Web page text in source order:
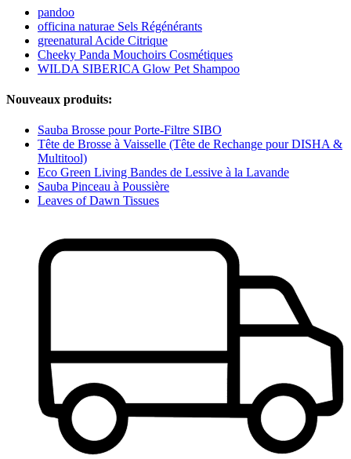
pandoo
officina naturae Sels Régénérants
greenatural Acide Citrique
Cheeky Panda Mouchoirs Cosmétiques
WILDA SIBERICA Glow Pet Shampoo
Nouveaux produits:
Sauba Brosse pour Porte-Filtre SIBO
Tête de Brosse à Vaisselle (Tête de Rechange pour DISHA &
Multitool)
Eco Green Living Bandes de Lessive à la Lavande
Sauba Pinceau à Poussière
Leaves of Dawn Tissues